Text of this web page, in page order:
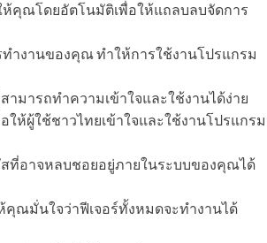
ห้คุณโดยอัตโนมัติเพื่อให้แถลบลบจัดการ
ำงานของคุณ ทำให้การใช้งานโปรแกรม
มารถทำความเข้าใจและใช้งานได้ง่าย
ให้ผู้ใช้ชาวไทยเข้าใจและใช้งานโปรแกรม
ที่อาจหลบชอยอยู่ภายในระบบของคุณได้
คุณมั่นใจว่าฟีเจอร์ทั้งหมดจะทำงานได้